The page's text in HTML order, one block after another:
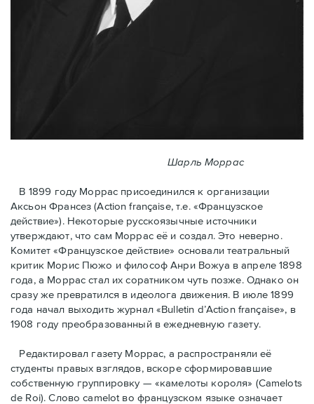
Шарль Моррас
В 1899 году Моррас присоединился к организации
Аксьон Франсез (Action française, т.е. «Французское
действие»). Некоторые русскоязычные источники
утверждают, что сам Моррас её и создал. Это неверно.
Комитет «Французское действие» основали театральный
критик Морис Пюжо и философ Анри Вожуа в апреле 1898
года, а Моррас стал их соратником чуть позже. Однако он
сразу же превратился в идеолога движения. В июле 1899
года начал выходить журнал «Bulletin d’Action française», в
1908 году преобразованный в ежедневную газету.
Редактировал газету Моррас, а распространяли её
студенты правых взглядов, вскоре сформировавшие
собственную группировку — «камелоты короля» (Camelots
de Roi). Слово camelot во французском языке означает